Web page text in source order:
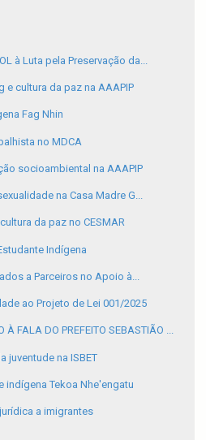
à Luta pela Preservação da...
e cultura da paz na AAAPIP
Fag Nhin
no MDCA
socioambiental na AAAPIP
na Casa Madre G...
da paz no CESMAR
Indígena
a Parceiros no Apoio à...
ao Projeto de Lei 001/2025
À FALA DO PREFEITO SEBASTIÃO ...
juventude na ISBET
indígena Tekoa Nhe'engatu
a imigrantes